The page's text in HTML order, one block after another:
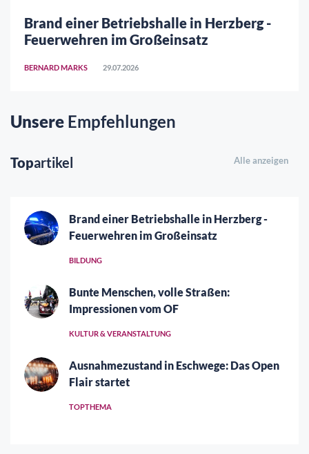
Brand einer Betriebshalle in Herzberg -
Feuerwehren im Großeinsatz
BERNARD MARKS 29.07.2026
Unsere Empfehlungen
Topartikel Alle anzeigen
Brand einer Betriebshalle in Herzberg -
Feuerwehren im Großeinsatz
BILDUNG
Bunte Menschen, volle Straßen:
Impressionen vom OF
KULTUR & VERANSTALTUNG
Ausnahmezustand in Eschwege: Das Open
Flair startet
TOPTHEMA